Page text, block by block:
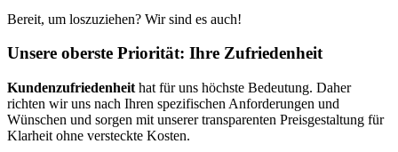
Bereit, um loszuziehen? Wir sind es auch!
Unsere oberste Priorität: Ihre Zufriedenheit
Kundenzufriedenheit hat für uns höchste Bedeutung. Daher
richten wir uns nach Ihren spezifischen Anforderungen und
Wünschen und sorgen mit unserer transparenten Preisgestaltung für
Klarheit ohne versteckte Kosten.